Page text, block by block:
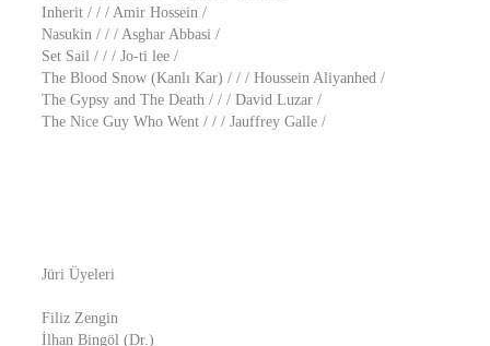
Inherit / / / Amir Hossein /
Nasukin / / / Asghar Abbasi /
Set Sail / / / Jo-ti lee /
The Blood Snow (Kanlı Kar) / / / Houssein Aliyanhed /
The Gypsy and The Death / / / David Luzar /
The Nice Guy Who Went / / / Jauffrey Galle /
Jüri Üyeleri
Filiz Zengin
İlhan Bingöl (Dr.)